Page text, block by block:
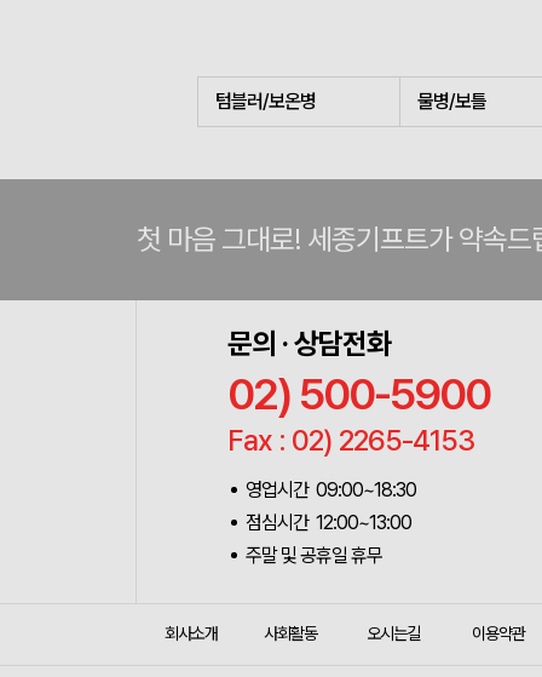
텀블러/보온병 물병/보틀
첫 마음 그대로! 세종기프트가 약속드
문의 · 상담전화
02) 500-5900
Fax : 02) 2265-4153
영업시간 09:00~18:30
점심시간 12:00~13:00
주말 및 공휴일 휴무
회사소개 사회활동 오시는길 이용약관